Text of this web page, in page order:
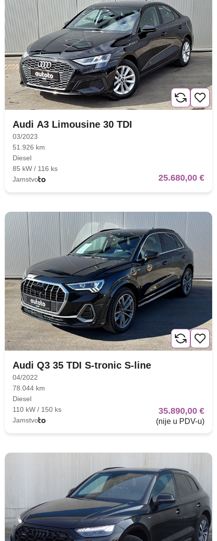
Audi A3 Limousine 30 TDI
03/2023
51.926 km
Diesel
85 kW / 116 ks
Jamstvo
25.680,00 €
Audi Q3 35 TDI S-tronic S-line
04/2022
78.044 km
Diesel
110 kW / 150 ks
Jamstvo
35.890,00 €
(nije u PDV-u)